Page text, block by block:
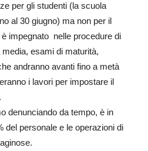
per gli studenti (la scuola
al 30 giugno) ma non per il
impegnato nelle procedure di
esami di maturità,
andranno avanti fino a metà
i lavori per impostare il
denunciando da tempo, è in
del personale e le operazioni di